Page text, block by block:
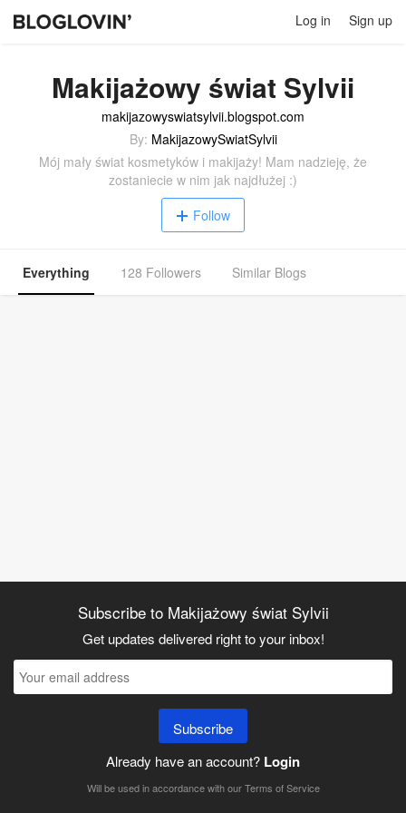
Log in Sign up
Makijażowy świat Sylvii
makijazowyswiatsylvii.blogspot.com
By: MakijazowySwiatSylvii
Mój mały świat kosmetyków i makijaży! Mam nadzieję, że
zostaniecie w nim jak najdłużej :)
Follow
Everything 128 Followers Similar Blogs
Subscribe to Makijażowy świat Sylvii
Get updates delivered right to your inbox!
Subscribe
Already have an account? Login
Will be used in accordance with ourTerms of Service